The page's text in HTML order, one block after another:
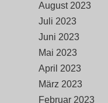
August 2023
Juli 2023
Juni 2023
Mai 2023
April 2023
März 2023
Februar 2023